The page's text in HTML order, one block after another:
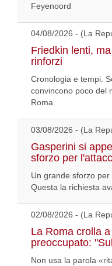
Feyenoord
04/08/2026 - (La
Friedkin lenti,
rinforzi
Cronologia e tempi.
convincono poco del
Roma
03/08/2026 - (La
Gasperini si
sforzo per
Un grande sforzo
Questa la richiesta
02/08/2026 - (La
La Roma crolla
preoccupato:
Non usa la parola